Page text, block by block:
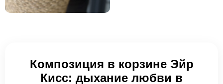
Композиция в корзине Эйр
Кисс: дыхание любви в